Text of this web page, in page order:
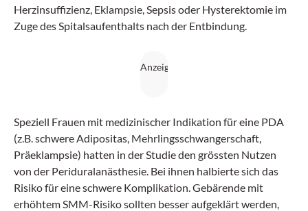
Herzinsuffizienz, Eklampsie, Sepsis oder Hysterektomie im
Zuge des Spitalsaufenthalts nach der Entbindung.
Speziell Frauen mit medizinischer Indikation für eine PDA
(z.B. schwere Adipositas, Mehrlingsschwangerschaft,
Präeklampsie) hatten in der Studie den grössten Nutzen
von der Periduralanästhesie. Bei ihnen halbierte sich das
Risiko für eine schwere Komplikation. Gebärende mit
erhöhtem SMM-Risiko sollten besser aufgeklärt werden,